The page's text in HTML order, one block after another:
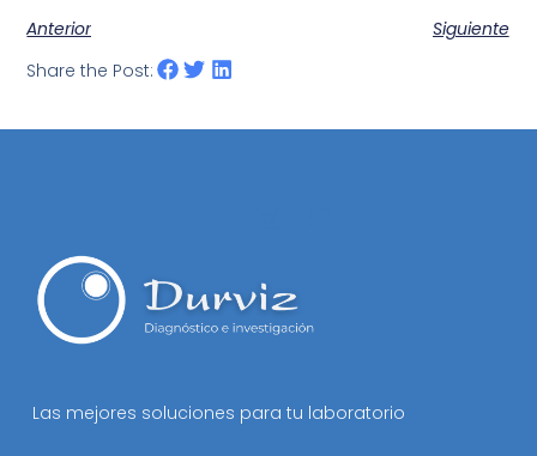
Anterior
Siguiente
Share the Post:
Las mejores soluciones para tu laboratorio